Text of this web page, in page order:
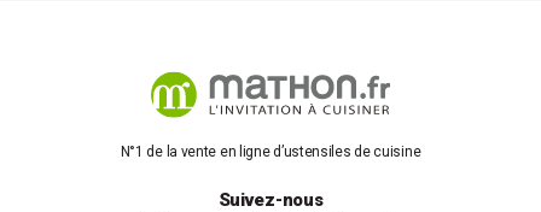
N°1 de la vente en ligne d’ustensiles de cuisine
Suivez-nous